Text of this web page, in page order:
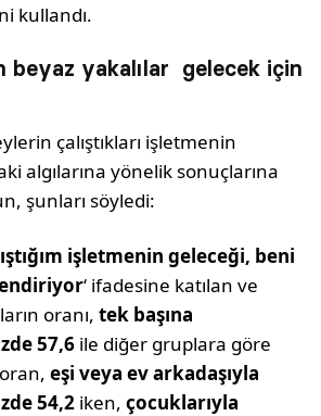
kullandı.
beyaz yakalılar gelecek için
çalıştıkları işletmenin
algılarına yönelik sonuçlarına
şunları söyledi:
işletmenin geleceği, beni
‘ ifadesine katılan ve
oranı,tek başına
57,6 ile diğer gruplara göre
eşi veya ev arkadaşıyla
54,2 iken,çocuklarıyla